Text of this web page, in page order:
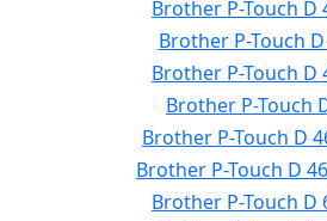
Brother P-Touch D
Brother P-Touch D
Brother P-Touch D
Brother P-Touch
Brother P-Touch D
Brother P-Touch D
Brother P-Touch D